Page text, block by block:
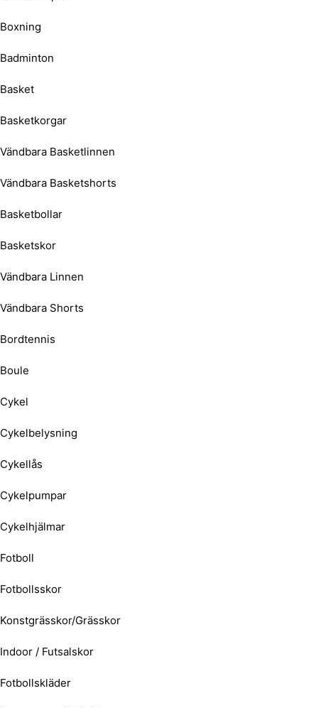
Boxning
Badminton
Basket
Basketkorgar
Vändbara Basketlinnen
Vändbara Basketshorts
Basketbollar
Basketskor
Vändbara Linnen
Vändbara Shorts
Bordtennis
Boule
Cykel
Cykelbelysning
Cykellås
Cykelpumpar
Cykelhjälmar
Fotboll
Fotbollsskor
Konstgrässkor/Grässkor
Indoor / Futsalskor
Fotbollskläder